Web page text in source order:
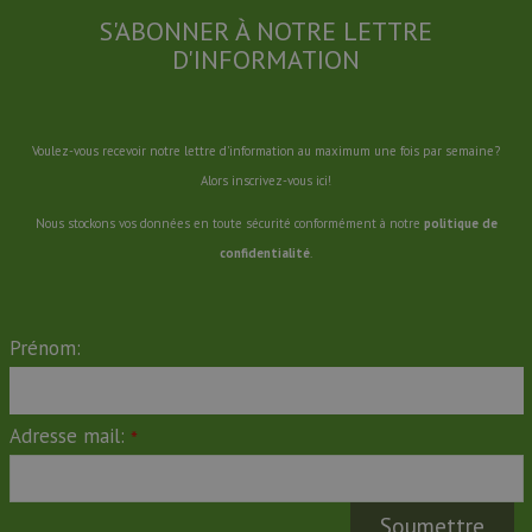
S'ABONNER À NOTRE LETTRE
D'INFORMATION
Voulez-vous recevoir notre lettre d'information au maximum une fois par semaine?
Alors inscrivez-vous ici!
Nous stockons vos données en toute sécurité conformément à notre politique de
confidentialité.
Prénom:
Adresse mail: *